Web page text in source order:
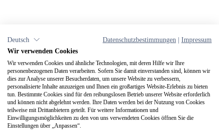
Deutsch Datenschutzbestimmungen | Impressum
Wir verwenden Cookies
Wir verwenden Cookies und ähnliche Technologien, mit deren Hilfe wir Ihre
personenbezogenen Daten verarbeiten. Sofern Sie damit einverstanden sind, können wir
dies zur Analyse unserer Besucherdaten, um unsere Website zu verbessern,
personalisierte Inhalte anzuzeigen und Ihnen ein großartiges Website-Erlebnis zu bieten
tun. Bestimmte Cookies sind für den reibungslosen Betrieb unserer Website erforderlich
und können nicht abgelehnt werden. Ihre Daten werden bei der Nutzung von Cookies
teilweise mit Drittanbietern geteilt. Für weitere Informationen und
Einwilligungsmöglichkeiten zu den von uns verwendeten Cookies öffnen Sie die
Einstellungen über „Anpassen“.